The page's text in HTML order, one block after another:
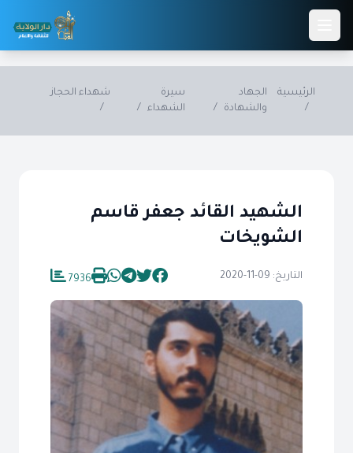
Skip to main content
الرئيسية
/
الجهاد
والشهادة
/
سيرة
الشهداء
/
شهداء الحجاز
/
الشهيد القائد جعفر قاسم
الشويخات
التاريخ: 09-11-2020 7936